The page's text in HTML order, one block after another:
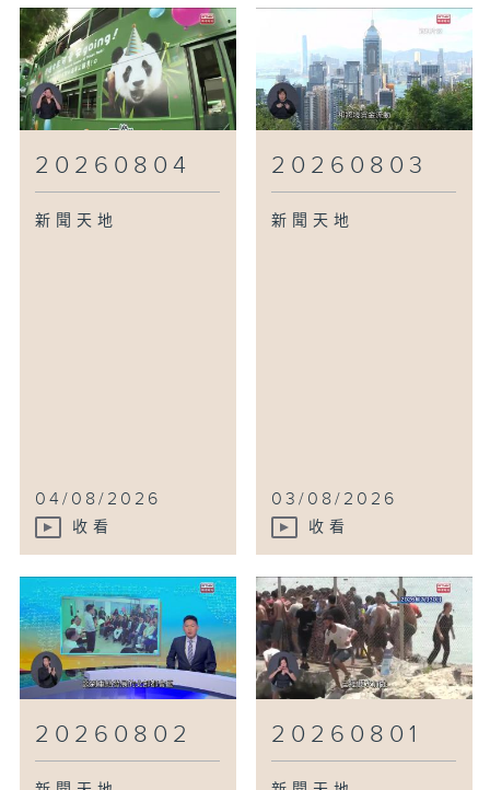
20260804
新聞天地
04/08/2026
收看
20260803
新聞天地
03/08/2026
收看
20260802 20260801